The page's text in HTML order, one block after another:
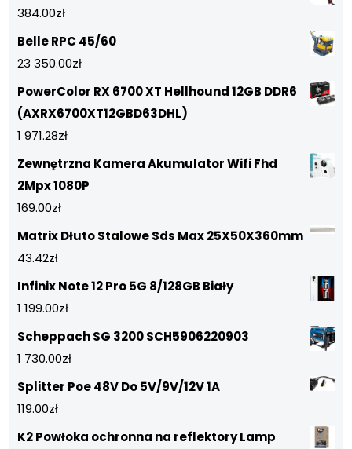
384.00zł
Belle RPC 45/60
23 350.00zł
PowerColor RX 6700 XT Hellhound 12GB DDR6
(AXRX6700XT12GBD63DHL)
1 971.28zł
Zewnętrzna Kamera Akumulator Wifi Fhd
2Mpx 1080P
169.00zł
Matrix Dłuto Stalowe Sds Max 25X50X360mm
43.42zł
Infinix Note 12 Pro 5G 8/128GB Biały
1 199.00zł
Scheppach SG 3200 SCH5906220903
1 730.00zł
Splitter Poe 48V Do 5V/9V/12V 1A
119.00zł
K2 Powłoka ochronna na reflektory Lamp